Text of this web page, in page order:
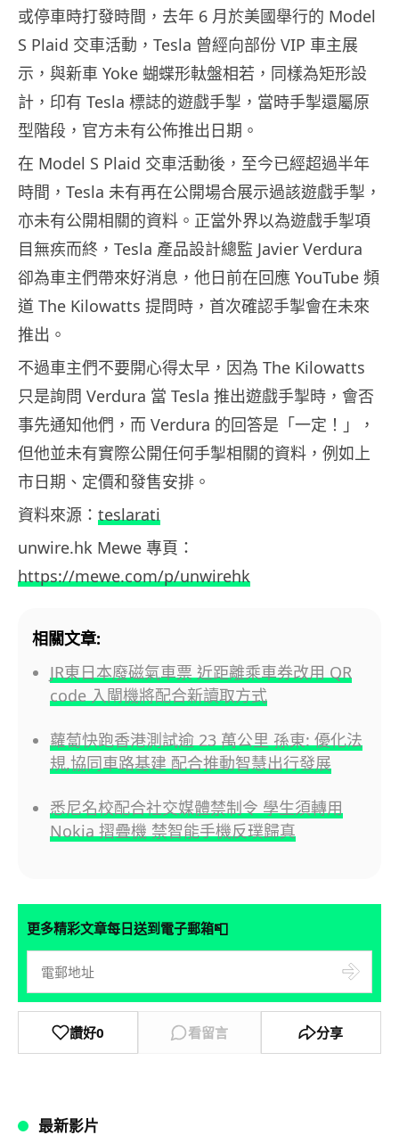
或停車時打發時間，去年 6 月於美國舉行的 Model
S Plaid 交車活動，Tesla 曾經向部份 VIP 車主展
示，與新車 Yoke 蝴蝶形軚盤相若，同樣為矩形設
計，印有 Tesla 標誌的遊戲手掣，當時手掣還屬原
型階段，官方未有公佈推出日期。
在 Model S Plaid 交車活動後，至今已經超過半年
時間，Tesla 未有再在公開場合展示過該遊戲手掣，
亦未有公開相關的資料。正當外界以為遊戲手掣項
目無疾而終，Tesla 產品設計總監 Javier Verdura
卻為車主們帶來好消息，他日前在回應 YouTube 頻
道 The Kilowatts 提問時，首次確認手掣會在未來
推出。
不過車主們不要開心得太早，因為 The Kilowatts
只是詢問 Verdura 當 Tesla 推出遊戲手掣時，會否
事先通知他們，而 Verdura 的回答是「一定！」，
但他並未有實際公開任何手掣相關的資料，例如上
市日期、定價和發售安排。
資料來源： teslarati
unwire.hk Mewe 專頁：
https://mewe.com/p/unwirehk
相關文章:
JR東日本廢磁氣車票 近距離乘車券改用 QR
code 入閘機將配合新讀取方式
蘿蔔快跑香港測試逾 23 萬公里 孫東: 優化法
規,協同車路基建 配合推動智慧出行發展
悉尼名校配合社交媒體禁制令 學生須轉用
Nokia 摺疊機 禁智能手機反璞歸真
更多精彩文章每日送到電子郵箱📮
讚好0 看留言 分享
最新影片